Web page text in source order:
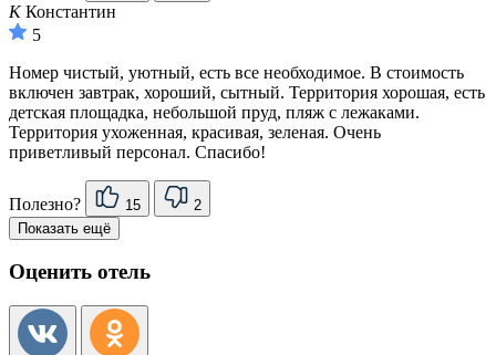
ККонстантин
5
Номер чистый, уютный, есть все необходимое. В стоимость
включен завтрак, хороший, сытный. Территория хорошая, есть
детская площадка, небольшой пруд, пляж с лежаками.
Территория ухоженная, красивая, зеленая. Очень
приветливый персонал. Спасибо!
Полезно? 15
2
Показать ещё
Оценить отель